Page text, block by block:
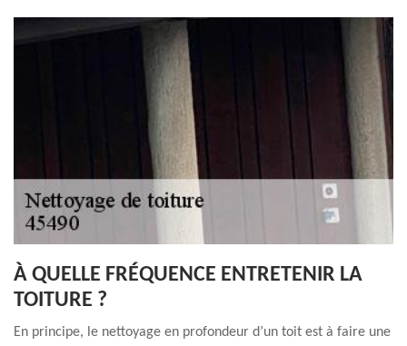
À QUELLE FRÉQUENCE ENTRETENIR LA
TOITURE ?
En principe, le nettoyage en profondeur d’un toit est à faire une